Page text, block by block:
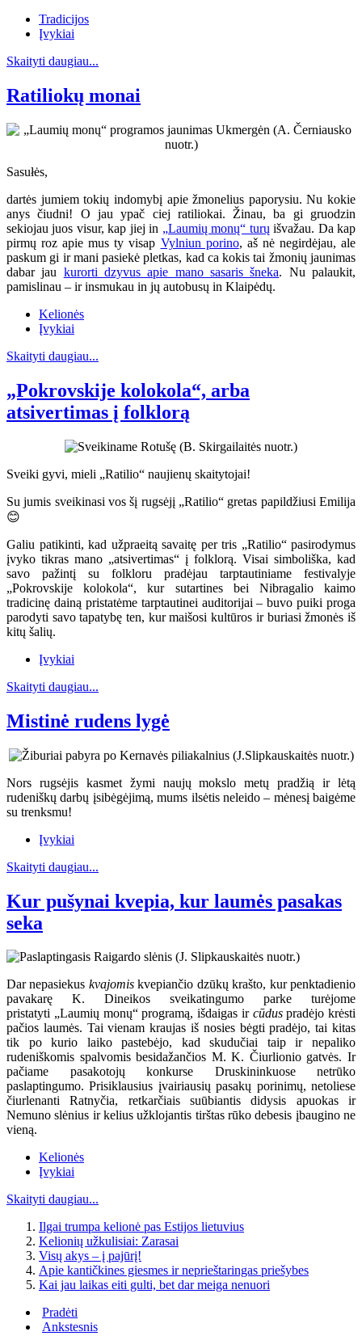
Tradicijos
Įvykiai
Skaityti daugiau...
Ratiliokų monai
Sasułės,
dartės jumiem tokių indomybį apie žmonelius paporysiu. Nu kokie
anys čiudni! O jau ypač ciej ratiliokai. Žinau, ba gi gruodzin
sekiojau juos visur, kap jiej in „Laumių monų“ turų išvažau. Da kap
pirmų roz apie mus ty visap Vylniun porino, aš nė negirdėjau, ale
paskum gi ir mani pasiekė pletkas, kad ca kokis tai žmonių jaunimas
dabar jau kurorti dzyvus apie mano sasaris šneka. Nu palaukit,
pamislinau – ir insmukau in jų autobusų in Klaipėdų.
Kelionės
Įvykiai
Skaityti daugiau...
„Pokrovskije kolokola“, arba
atsivertimas į folklorą
Sveiki gyvi, mieli „Ratilio“ naujienų skaitytojai!
Su jumis sveikinasi vos šį rugsėjį „Ratilio“ gretas papildžiusi Emilija
😊
Galiu patikinti, kad užpraeitą savaitę per tris „Ratilio“ pasirodymus
įvyko tikras mano „atsivertimas“ į folklorą. Visai simboliška, kad
savo pažintį su folkloru pradėjau tarptautiniame festivalyje
„Pokrovskije kolokola“, kur sutartines bei Nibragalio kaimo
tradicinę dainą pristatėme tarptautinei auditorijai – buvo puiki proga
parodyti savo tapatybę ten, kur maišosi kultūros ir buriasi žmonės iš
kitų šalių.
Įvykiai
Skaityti daugiau...
Mistinė rudens lygė
Nors rugsėjis kasmet žymi naujų mokslo metų pradžią ir lėtą
rudeniškų darbų įsibėgėjimą, mums ilsėtis neleido – mėnesį baigėme
su trenksmu!
Įvykiai
Skaityti daugiau...
Kur pušynai kvepia, kur laumės pasakas
seka
Dar nepasiekus kvajomiskvepiančio dzūkų krašto, kur penktadienio
pavakarę K. Dineikos sveikatingumo parke turėjome
pristatyti „Laumių monų“ programą, išdaigas ir cūduspradėjo krėsti
pačios laumės. Tai vienam kraujas iš nosies bėgti pradėjo, tai kitas
tik po kurio laiko pastebėjo, kad skudučiai taip ir nepaliko
rudeniškomis spalvomis besidažančios M. K. Čiurlionio gatvės. Ir
pačiame pasakotojų konkurse Druskininkuose netrūko
paslaptingumo. Prisiklausius įvairiausių pasakų porinimų, netoliese
čiurlenanti Ratnyčia, retkarčiais suūbiantis didysis apuokas ir
Nemuno slėnius ir kelius užklojantis tirštas rūko debesis įbaugino ne
vieną.
Kelionės
Įvykiai
Skaityti daugiau...
Ilgai trumpa kelionė pas Estijos lietuvius
Kelionių užkulisiai: Zarasai
Visų akys – į pajūrį!
Apie kantičkines giesmes ir neprieštaringas priešybes
Kai jau laikas eiti gulti, bet dar meiga nenuori
Pradėti
Ankstesnis